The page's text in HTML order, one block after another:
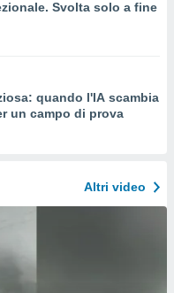
Svolta solo a fine
quando l'IA scambia
un campo di prova
Altri video